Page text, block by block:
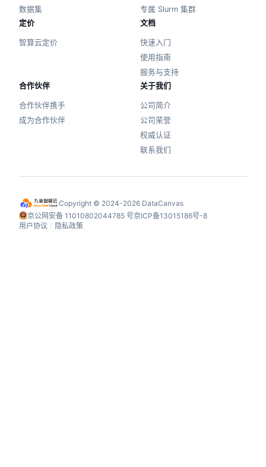
数据集
专属 Slurm 集群
定价
智算云定价
文档
快速入门
使用指南
服务与支持
合作伙伴
合作伙伴携手
成为合作伙伴
关于我们
公司简介
公司荣誉
权威认证
联系我们
Copyright © 2024-2026 DataCanvas
京公网安备 11010802044785 号京ICP备13015186号-8
用户协议
隐私政策